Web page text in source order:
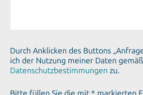
Durch Anklicken des Buttons
ich der Nutzung meiner Daten
Datenschutzbestimmungen zu.